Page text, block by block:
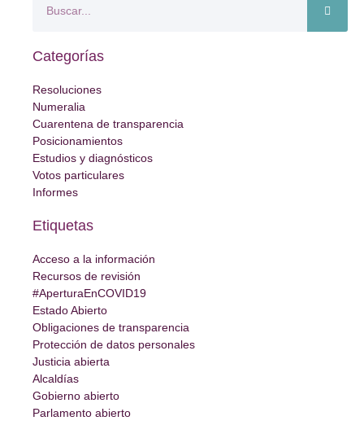
Categorías
Resoluciones
Numeralia
Cuarentena de transparencia
Posicionamientos
Estudios y diagnósticos
Votos particulares
Informes
Etiquetas
Acceso a la información
Recursos de revisión
#AperturaEnCOVID19
Estado Abierto
Obligaciones de transparencia
Protección de datos personales
Justicia abierta
Alcaldías
Gobierno abierto
Parlamento abierto